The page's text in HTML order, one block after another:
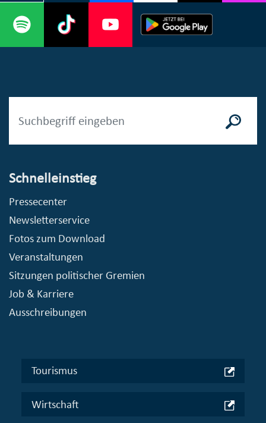
Schnelleinstieg
Pressecenter
Newsletterservice
Fotos zum Download
Veranstaltungen
Sitzungen politischer Gremien
Job & Karriere
Ausschreibungen
Tourismus
Wirtschaft